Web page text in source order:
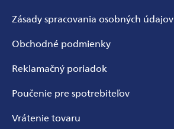
Zásady spracovania osobných údajov
Obchodné podmienky
Reklamačný poriadok
Poučenie pre spotrebiteľov
Vrátenie tovaru